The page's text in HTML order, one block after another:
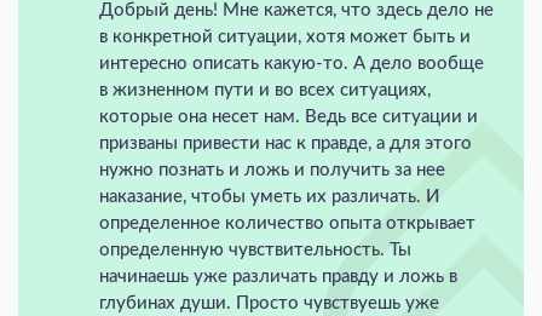
Добрый день! Мне кажется, что здесь дело не
в конкретной ситуации, хотя может быть и
интересно описать какую-то. А дело вообще
в жизненном пути и во всех ситуациях,
которые она несет нам. Ведь все ситуации и
призваны привести нас к правде, а для этого
нужно познать и ложь и получить за нее
наказание, чтобы уметь их различать. И
определенное количество опыта открывает
определенную чувствительность. Ты
начинаешь уже различать правду и ложь в
глубинах души. Просто чувствуешь уже